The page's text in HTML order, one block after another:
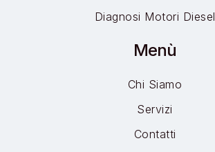
Diagnosi Motori Diesel
Menù
Chi Siamo
Servizi
Contatti